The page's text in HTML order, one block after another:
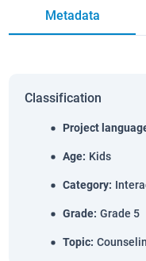
Metadata
Classification
Project
Age: Kids
Category:
Grade: Grade 5
Topic: